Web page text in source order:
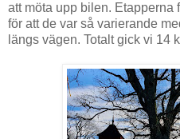
att möta upp bilen. Etapperna
för att de var så varierande
längs vägen. Totalt gick vi 14